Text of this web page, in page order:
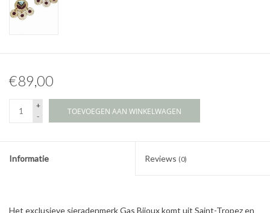
€89,00
+
-
TOEVOEGEN AAN WINKELWAGEN
Informatie Reviews (0)
Het exclusieve sieradenmerk Gas Bijoux komt uit Saint-Tropez en